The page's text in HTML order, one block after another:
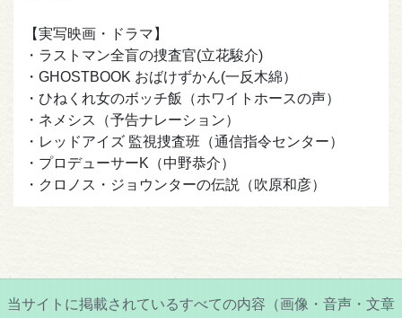
【実写映画・ドラマ】
・ラストマン全盲の捜査官(立花駿介)
・GHOSTBOOK おばけずかん(一反木綿）
・ひねくれ女のボッチ飯（ホワイトホースの声）
・ネメシス（予告ナレーション）
・レッドアイズ 監視捜査班（通信指令センター）
・プロデューサーK（中野恭介）
・クロノス・ジョウンターの伝説（吹原和彦）
当サイトに掲載されているすべての内容（画像・音声・文章